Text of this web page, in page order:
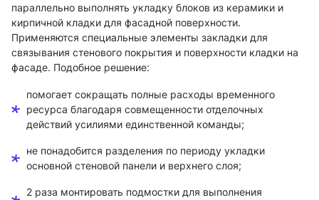
параллельно выполнять укладку блоков из керамики и
кирпичной кладки для фасадной поверхности.
Применяются специальные элементы закладки для
связывания стенового покрытия и поверхности кладки на
фасаде. Подобное решение:
помогает сокращать полные расходы временного
ресурса благодаря совмещенности отделочных
действий усилиями единственной команды;
не понадобится разделения по периоду укладки
основной стеновой панели и верхнего слоя;
2 раза монтировать подмостки для выполнения